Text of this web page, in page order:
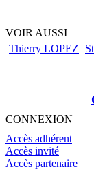
VOIR AUSSI
Thierry LOPEZ
CONNEXION
Accès adhérent
Accès invité
Accès partenaire